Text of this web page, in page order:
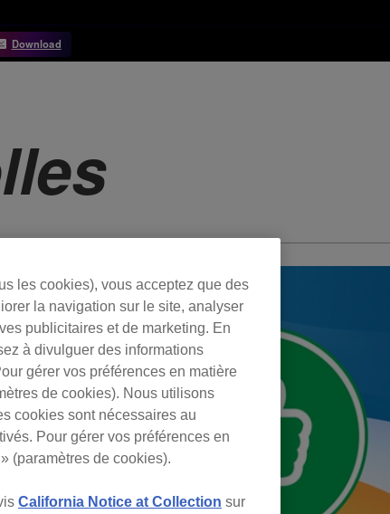
Hardware Diagrams
Requirements
Download
les cookies), vous acceptez que des
la navigation sur le site, analyser
publicitaires et de marketing. En
à divulguer des informations
gérer vos préférences en matière
de cookies). Nous utilisons
cookies sont nécessaires au
Pour gérer vos préférences en
(paramètres de cookies).
California Notice at Collection sur